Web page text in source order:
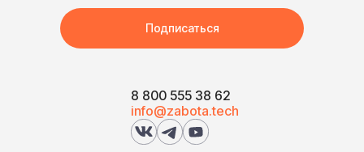
8 800 555 38 62
info@zabota.tech
Подписаться